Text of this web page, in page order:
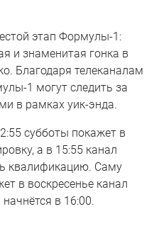
этап Формулы-1:
и знаменитая гонка в
Благодаря телеканалам
1 могут следить за
в рамках уик-энда.
субботы покажет в
а в 15:55 канал
квалификацию. Саму
в воскресенье канал
в 16:00.